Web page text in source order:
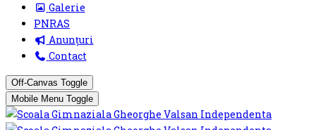
Galerie
PNRAS
Anunțuri
Contact
Off-Canvas Toggle
Mobile Menu Toggle